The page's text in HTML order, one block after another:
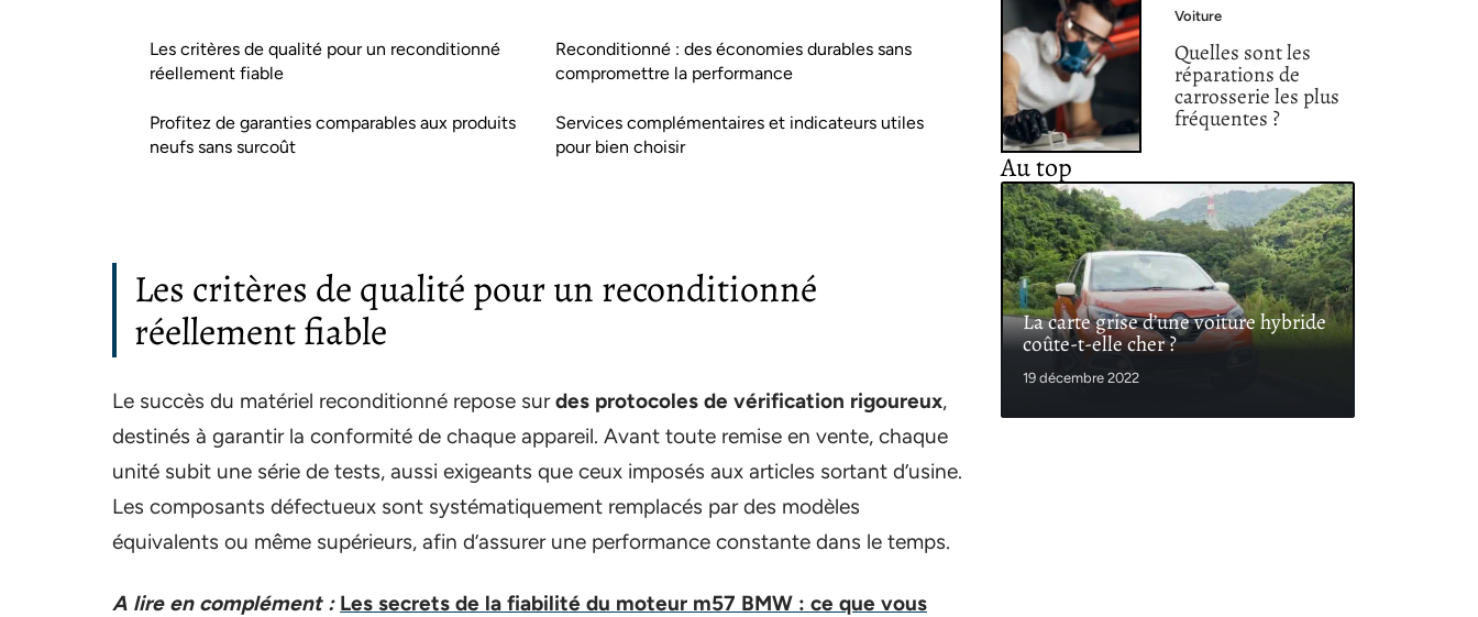
Les critères de qualité pour un reconditionné
réellement fiable
Profitez de garanties comparables aux produits
neufs sans surcoût
Reconditionné : des économies durables sans
compromettre la performance
Services complémentaires et indicateurs utiles
pour bien choisir
Les critères de qualité pour un reconditionné
réellement fiable
Le succès du matériel reconditionné repose surdes protocoles de vérification rigoureux,
destinés à garantir la conformité de chaque appareil. Avant toute remise en vente, chaque
unité subit une série de tests, aussi exigeants que ceux imposés aux articles sortant d’usine.
Les composants défectueux sont systématiquement remplacés par des modèles
équivalents ou même supérieurs, afin d’assurer une performance constante dans le temps.
A lire en complément : Les secrets de la fiabilité du moteur m57 BMW : ce que vous
Voiture
Quelles sont les
réparations de
carrosserie les plus
fréquentes ?
Au top
La carte grise d’une voiture hybride
coûte-t-elle cher ?
19 décembre 2022